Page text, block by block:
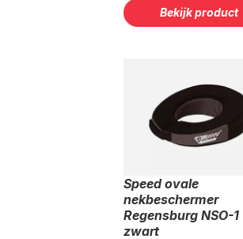
Bekijk product
Speed ovale
nekbeschermer
Regensburg NSO-1
zwart